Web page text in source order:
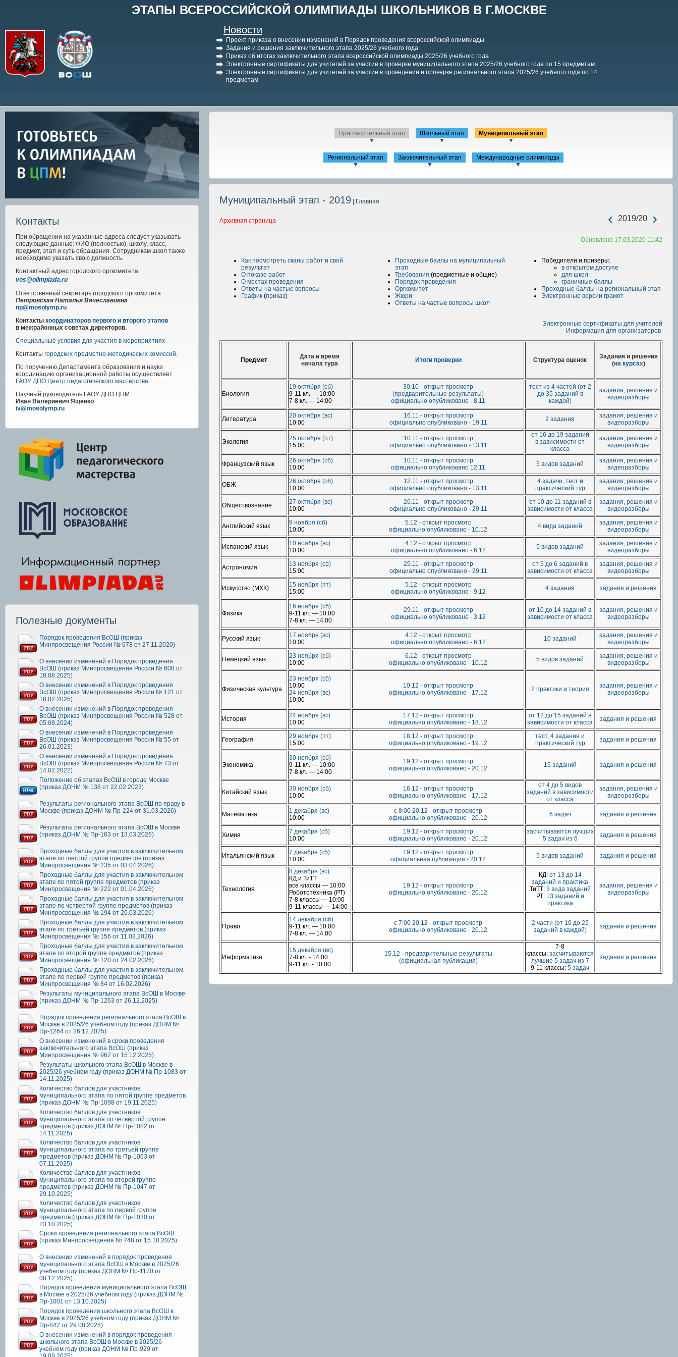
ЭТАПЫ ВСЕРОССИЙСКОЙ ОЛИМПИАДЫ ШКОЛЬНИКОВ В Г.МОСКВЕ
Новости
Проект приказа о внесении изменений в Порядок проведения всероссийской олимпиады
Задания и решения заключительного этапа 2025/26 учебного года
Приказ об итогах заключительного этапа всероссийской олимпиады 2025/26 учебного года
Электронные сертификаты для учителей за участие в проверке муниципального этапа 2025/26 учебного года по 15 предметам
Электронные сертификаты для учителей за участие в проведении и проверке регионального этапа 2025/26 учебного года по 14
предметам
Контакты
При обращении на указанные адреса следует указывать
следующие данные: ФИО (полностью), школу, класс,
предмет, этап и суть обращения. Сотрудникам школ также
необходимо указать свою должность.
Контактный адрес городского оргкомитета
vos@olimpiada.ru
Ответственный секретарь городского оргкомитета
Петровская Наталья Вячеславовна
np@mosolymp.ru
Контакты координаторов первого и второго этапов
в межрайонных советах директоров.
Специальные условия для участия в мероприятиях
Контакты городских предметно-методических комиссий.
По поручению Департамента образования и науки
координацию организационной работы осуществляет
ГАОУ ДПО Центр педагогического мастерства.
Научный руководитель ГАОУ ДПО ЦПМ
Иван Валериевич Ященко
iv@mosolymp.ru
Полезные документы
Порядок проведения ВсОШ (приказ
Минпросвещения России № 678 от 27.11.2020)
О внесении изменений в Порядок проведения
ВсОШ (приказ Минпросвещения России № 608 от
18.08.2025)
О внесении изменений в Порядок проведения
ВсОШ (приказ Минпросвещения России № 121 от
18.02.2025)
О внесении изменений в Порядок проведения
ВсОШ (приказ Минпросвещения России № 528 от
05.08.2024)
О внесении изменений в Порядок проведения
ВсОШ (приказ Минпросвещения России № 55 от
26.01.2023)
О внесении изменений в Порядок проведения
ВсОШ (приказ Минпросвещения России № 73 от
14.02.2022)
Положение об этапах ВсОШ в городе Москве
(приказ ДОНМ № 138 от 22.02.2023)
Результаты регионального этапа ВсОШ по праву в
Москве (приказ ДОНМ № Пр-224 от 31.03.2026)
Результаты регионального этапа ВсОШ в Москве
(приказ ДОНМ № Пр-163 от 13.03.2026)
Проходные баллы для участия в заключительном
этапе по шестой группе предметов (приказ
Минпросвещения № 235 от 03.04.2026)
Проходные баллы для участия в заключительном
этапе по пятой группе предметов (приказ
Минпросвещения № 222 от 01.04.2026)
Проходные баллы для участия в заключительном
этапе по четвертой группе предметов (приказ
Минпросвещения № 194 от 20.03.2026)
Проходные баллы для участия в заключительном
этапе по третьей группе предметов (приказ
Минпросвещения № 156 от 11.03.2026)
Проходные баллы для участия в заключительном
этапе по второй группе предметов (приказ
Минпросвещения № 120 от 24.02.2026)
Проходные баллы для участия в заключительном
этапе по первой группе предметов (приказ
Минпросвещения № 84 от 16.02.2026)
Результаты муниципального этапа ВсОШ в Москве
(приказ ДОНМ № Пр-1263 от 26.12.2025)
Порядок проведения регионального этапа ВсОШ в
Москве в 2025/26 учебном году (приказ ДОНМ №
Пр-1264 от 26.12.2025)
О внесении изменений в сроки проведения
заключительного этапа ВсОШ (приказ
Минпросвещения № 962 от 15.12.2025)
Результаты школьного этапа ВсОШ в Москве в
2025/26 учебном году (приказ ДОНМ № Пр-1083 от
14.11.2025)
Количество баллов для участников
муниципального этапа по пятой группе предметов
(приказ ДОНМ № Пр-1098 от 19.11.2025)
Количество баллов для участников
муниципального этапа по четвертой группе
предметов (приказ ДОНМ № Пр-1082 от
14.11.2025)
Количество баллов для участников
муниципального этапа по третьей группе
предметов (приказ ДОНМ № Пр-1063 от
07.11.2025)
Количество баллов для участников
муниципального этапа по второй группе
предметов (приказ ДОНМ № Пр-1047 от
29.10.2025)
Количество баллов для участников
муниципального этапа по первой группе
предметов (приказ ДОНМ № Пр-1030 от
23.10.2025)
Сроки проведения регионального этапа ВсОШ
(приказ Минпросвещения № 748 от 15.10.2025)
О внесении изменений в порядок проведения
муниципального этапа ВсОШ в Москве в 2025/26
учебном году (приказ ДОНМ № Пр-1170 от
08.12.2025)
Порядок проведения муниципального этапа ВсОШ
в Москве в 2025/26 учебном году (приказ ДОНМ №
Пр-1001 от 13.10.2025)
Порядок проведения школьного этапа ВсОШ в
Москве в 2025/26 учебном году (приказ ДОНМ №
Пр-842 от 29.08.2025)
О внесении изменений в порядок проведения
школьного этапа ВсОШ в Москве в 2025/26
учебном году (приказ ДОНМ № Пр-929 от
Пригласительный этап
▼
Школьный этап
▼
Муниципальный этап
▼
Региональный этап
▼
Заключительный этап
▼
Международные олимпиады
▼
Муниципальный этап - 2019 | Главная
Архивная страница ‹ 2019/20 ›
Обновлено 17.03.2020 11:42
Как посмотреть сканы работ и свой
результат
О показе работ
О местах проведения
Ответы на частые вопросы
График (приказ)
Проходные баллы на муниципальный
этап
Требования (предметные и общие)
Порядок проведения
Оргкомитет
Жюри
Ответы на частые вопросы школ
Победители и призеры:
в открытом доступе
для школ
граничные баллы
Проходные баллы на региональный этап
Электронные версии грамот
Электронные сертификаты для учителей
Информация для организаторов
Предмет
Дата и время
начала тура
Итоги проверки Структура оценок
Задания и решения
(на курсах)
Биология
19 октября (сб)
9-11 кл. — 10:00
7-8 кл. — 14:00
30.10 - открыт просмотр
(предварительные результаты)
официально опубликовано - 8.11
тест из 4 частей (от 2
до 35 заданий в
каждой)
задания, решения и
видеоразборы
Литература
20 октября (вс)
10:00
16.11 - открыт просмотр
официально опубликовано - 19.11
2 задания
задания, решения и
видеоразборы
Экология
25 октября (пт)
15:00
10.11 - открыт просмотр
официально опубликовано - 13.11
от 16 до 19 заданий
в зависимости от
класса
задания, решения и
видеоразборы
Французский язык
26 октября (сб)
10:00
10.11 - открыт просмотр
официально опубликовано 12.11
5 видов заданий
задания, решения и
видеоразборы
ОБЖ
26 октября (сб)
10:00
12.11 - открыт просмотр
официально опубликовано - 13.11
4 задачи, тест и
практический тур
задания, решения и
видеоразборы
Обществознание
27 октября (вс)
10:00
26.11 - открыт просмотр
официально опубликовано - 29.11
от 10 до 11 заданий в
зависимости от класса
задания, решения и
видеоразборы
Английский язык
9 ноября (сб)
10:00
5.12 - открыт просмотр
официально опубликовано - 10.12
4 вида заданий
задания, решения и
видеоразборы
Испанский язык
10 ноября (вс)
10:00
4.12 - открыт просмотр
официально опубликовано - 6.12
5 видов заданий
задания, решения и
видеоразборы
Астрономия
13 ноября (ср)
15:00
25.11 - открыт просмотр
официально опубликовано - 29.11
от 5 до 6 заданий в
зависимости от класса
задания, решения и
видеоразборы
Искусство (МХК)
15 ноября (пт)
15:00
5.12 - открыт просмотр
официально опубликовано - 9.12
4 задания задания и решения
Физика
16 ноября (сб)
9-11 кл. — 10:00
7-8 кл. — 14:00
29.11 - открыт просмотр
официально опубликовано - 3.12
от 10 до 14 заданий в
зависимости от класса
задания, решения и
видеоразборы
Русский язык
17 ноября (вс)
10:00
4.12 - открыт просмотр
официально опубликовано - 6.12
10 заданий
задания, решения и
видеоразборы
Немецкий язык
23 ноября (сб)
10:00
6.12 - открыт просмотр
официально опубликовано - 10.12
5 видов заданий
задания, решения и
видеоразборы
Физическая культура
23 ноября (сб)
10:00
24 ноября (вс)
10:00
10.12 - открыт просмотр
официально опубликовано - 17.12
2 практики и теория
задания, решения и
видеоразборы
История
24 ноября (вс)
10:00
17.12 - открыт просмотр
официально опубликовано - 18.12
от 12 до 15 заданий в
зависимости от класса
задания и решения
География
29 ноября (пт)
15:00
18.12 - открыт просмотр
официально опубликовано - 19.12
тест, 4 задания и
практический тур
задания и решения
Экономика
30 ноября (сб)
9-11 кл. — 10:00
7-8 кл. — 14:00
19.12 - открыт просмотр
официально опубликовано - 20.12
15 заданий задания и решения
Китайский язык
30 ноября (сб)
10:00
16.12 - открыт просмотр
официально опубликовано - 17.12
от 4 до 5 видов
заданий в зависимости
от класса
задания, решения и
видеоразборы
Математика
1 декабря (вс)
10:00
с 8:00 20.12 - открыт просмотр
официально опубликовано - 20.12
6 задач задания и решения
Химия
7 декабря (сб)
10:00
19.12 - открыт просмотр
официально опубликовано - 20.12
засчитываются лучших
5 задач из 6
задания и решения
Итальянский язык
7 декабря (сб)
10:00
19.12 - открыт просмотр
официальная публикация - 20.12
5 видов заданий задания и решения
Технология
8 декабря (вс)
КД и ТиТТ
все классы — 10:00
Робототехника (РТ)
7-8 классы — 10:00
9-11 классы — 14:00
19.12 - открыт просмотр
официально опубликовано - 20.12
КД: от 13 до 14
заданий и практика
ТиТТ: 3 вида заданий
РТ: 13 заданий и
практика
задания, решения и
видеоразборы
Право
14 декабря (сб)
9-11 кл. — 10:00
7-8 кл. — 14:00
с 7:00 20.12 - открыт просмотр
официально опубликовано - 20.12
2 части (от 10 до 25
заданий в каждой)
задания и решения
Информатика
15 декабря (вс)
7-8 кл. - 14:00
9-11 кл. - 10:00
15.12 - предварительные результаты
(официальная публикация)
7-8
классы: засчитываются
лучшие 5 задач из 7
9-11 классы: 5 задач
задания и решения